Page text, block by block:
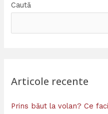
Caută
Articole recente
Prins băut la volan? Ce